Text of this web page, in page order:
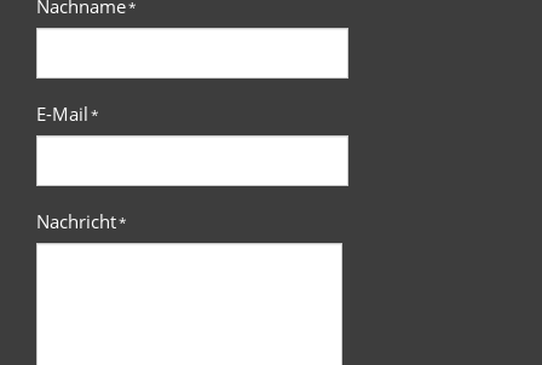
Nachname*
E-Mail*
Nachricht*